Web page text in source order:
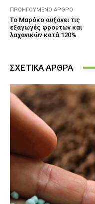
ΠΡΟΗΓΟΎΜΕΝΟ ΆΡΘΡΟ
Το Μαρόκο αυξάνει τις
εξαγωγές φρούτων και
λαχανικών κατά 120%
ΣΧΕΤΙΚΑ ΑΡΘΡΑ